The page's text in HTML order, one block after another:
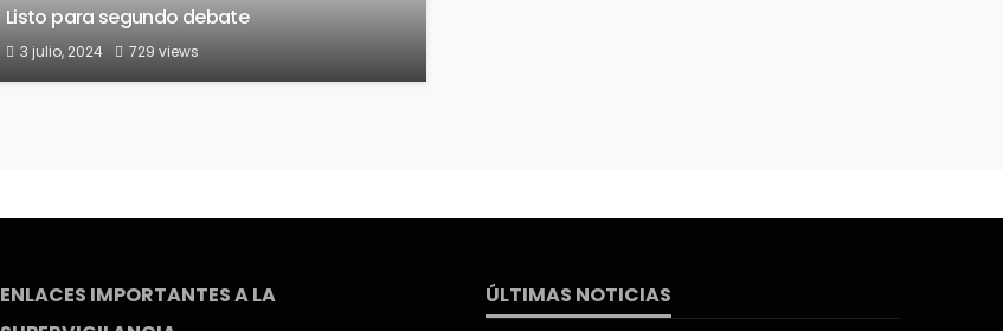
Listo para segundo debate
3 julio, 2024 729 views
ENLACES IMPORTANTES A LA
ÚLTIMAS NOTICIAS